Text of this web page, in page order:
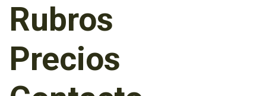
Rubros
Precios